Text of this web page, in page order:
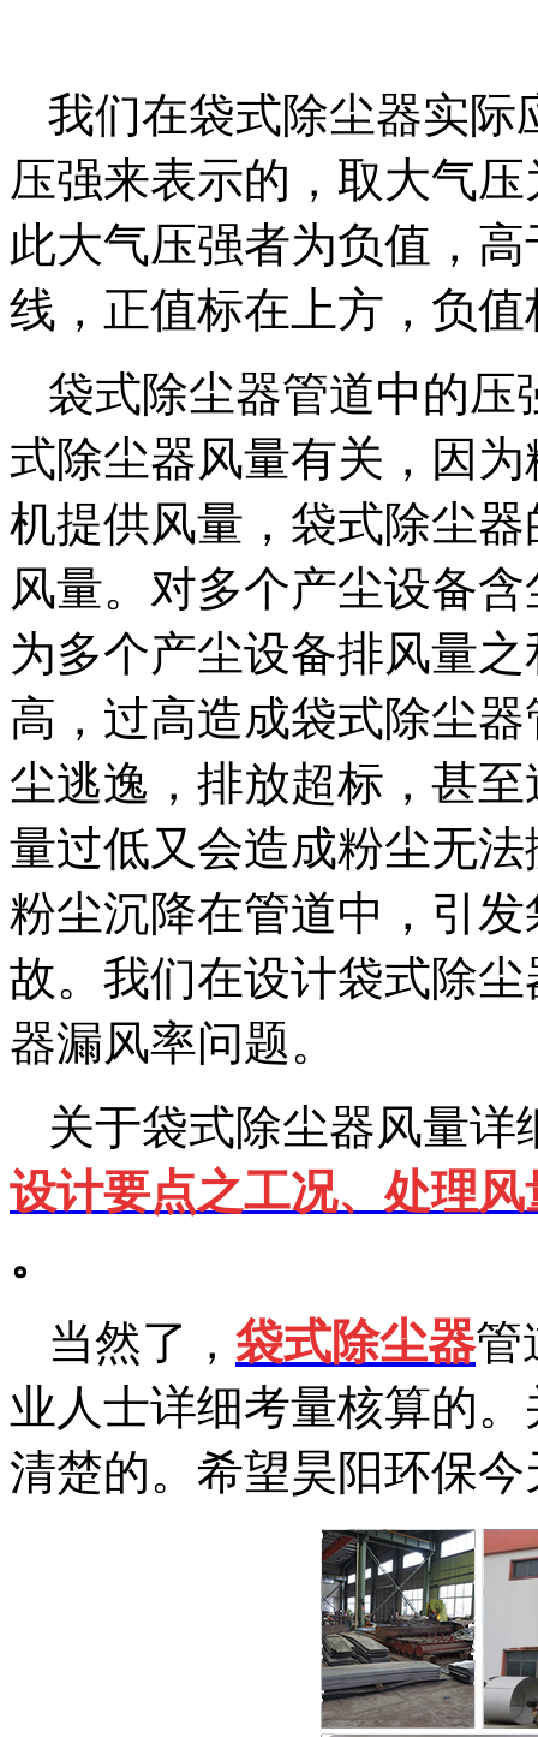
我们在袋式除尘器实际
压强来表示的，取大气
此大气压强者为负值，
线，正值标在上方，负
袋式除尘器管道中的压
式除尘器风量有关，因
机提供风量，袋式除尘
风量。对多个产尘设备
为多个产尘设备排风量
高，过高造成袋式除尘
尘逃逸，排放超标，甚
量过低又会造成粉尘无
粉尘沉降在管道中，引
故。我们在设计袋式除
器漏风率问题。
关于袋式除尘器风量详
设计要点之工况、处理
。
当然了， 袋式除尘器管
业人士详细考量核算的
清楚的。希望昊阳环保